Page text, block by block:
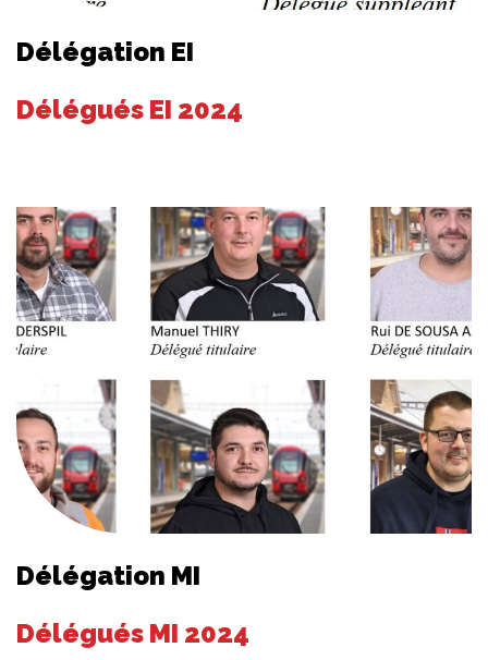
Délégation EI
Délégués EI 2024
Délégation MI
Délégués MI 2024